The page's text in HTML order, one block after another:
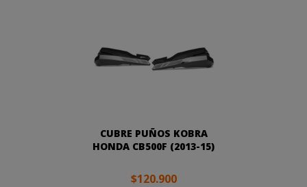
CUBRE PUÑOS KOBRA
HONDA CB500F (2013-15)
$120.900